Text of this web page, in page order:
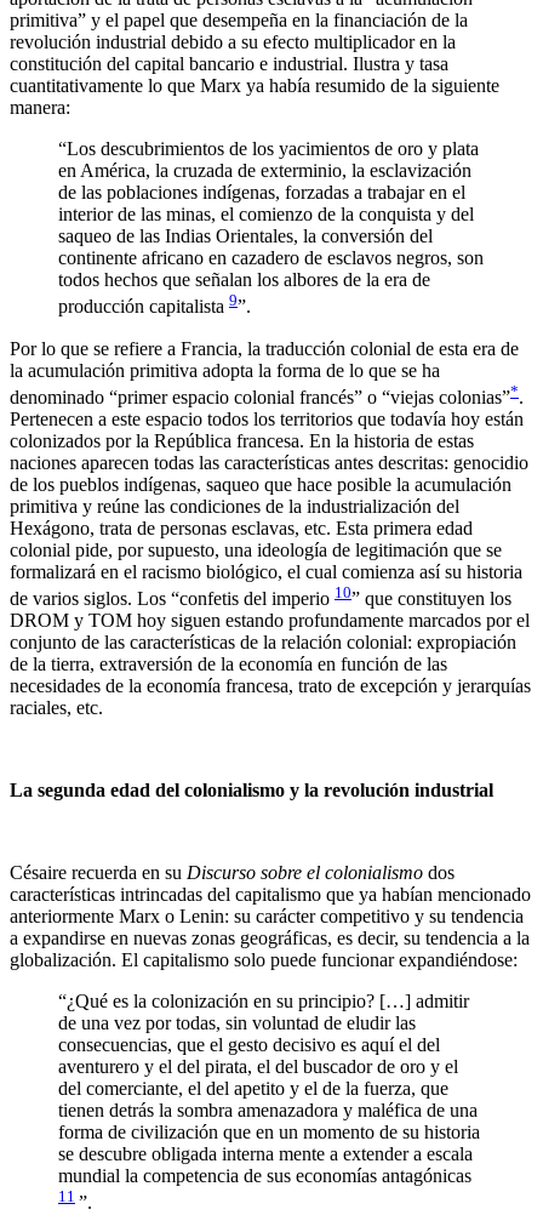
primitiva” y el papel que desempeña en la financiación de la
revolución industrial debido a su efecto multiplicador en la
constitución del capital bancario e industrial. Ilustra y tasa
cuantitativamente lo que Marx ya había resumido de la siguiente
manera:
“Los descubrimientos de los yacimientos de oro y plata
en América, la cruzada de exterminio, la esclavización
de las poblaciones indígenas, forzadas a trabajar en el
interior de las minas, el comienzo de la conquista y del
saqueo de las Indias Orientales, la conversión del
continente africano en cazadero de esclavos negros, son
todos hechos que señalan los albores de la era de
producción capitalista 9”.
Por lo que se refiere a Francia, la traducción colonial de esta era de
la acumulación primitiva adopta la forma de lo que se ha
denominado “primer espacio colonial francés” o “viejas colonias”*.
Pertenecen a este espacio todos los territorios que todavía hoy están
colonizados por la República francesa. En la historia de estas
naciones aparecen todas las características antes descritas: genocidio
de los pueblos indígenas, saqueo que hace posible la acumulación
primitiva y reúne las condiciones de la industrialización del
Hexágono, trata de personas esclavas, etc. Esta primera edad
colonial pide, por supuesto, una ideología de legitimación que se
formalizará en el racismo biológico, el cual comienza así su historia
de varios siglos. Los “confetis del imperio 10” que constituyen los
DROM y TOM hoy siguen estando profundamente marcados por el
conjunto de las características de la relación colonial: expropiación
de la tierra, extraversión de la economía en función de las
necesidades de la economía francesa, trato de excepción y jerarquías
raciales, etc.
La segunda edad del colonialismo y la revolución industrial
Césaire recuerda en su Discurso sobre el colonialismo dos
características intrincadas del capitalismo que ya habían mencionado
anteriormente Marx o Lenin: su carácter competitivo y su tendencia
a expandirse en nuevas zonas geográficas, es decir, su tendencia a la
globalización. El capitalismo solo puede funcionar expandiéndose:
“¿Qué es la colonización en su principio? […] admitir
de una vez por todas, sin voluntad de eludir las
consecuencias, que el gesto decisivo es aquí el del
aventurero y el del pirata, el del buscador de oro y el
del comerciante, el del apetito y el de la fuerza, que
tienen detrás la sombra amenazadora y maléfica de una
forma de civilización que en un momento de su historia
se descubre obligada interna mente a extender a escala
mundial la competencia de sus economías antagónicas
11 ”.